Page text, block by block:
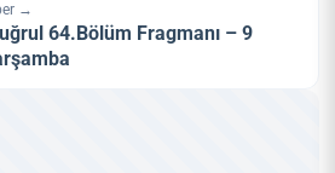
→
64.Bölüm Fragmanı – 9